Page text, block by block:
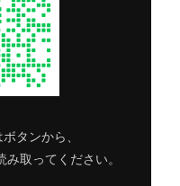
タンから、
取ってください。